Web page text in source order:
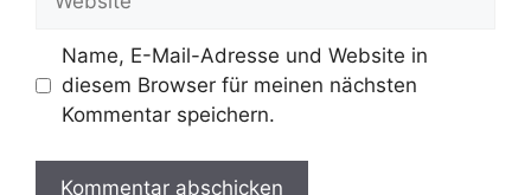
Name, E-Mail-Adresse und Website in
diesem Browser für meinen nächsten
Kommentar speichern.